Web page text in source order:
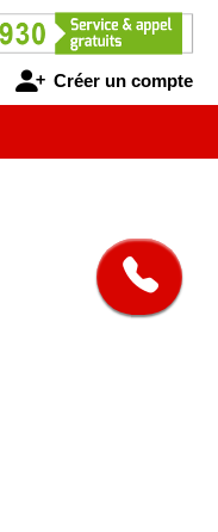
Créer un compte